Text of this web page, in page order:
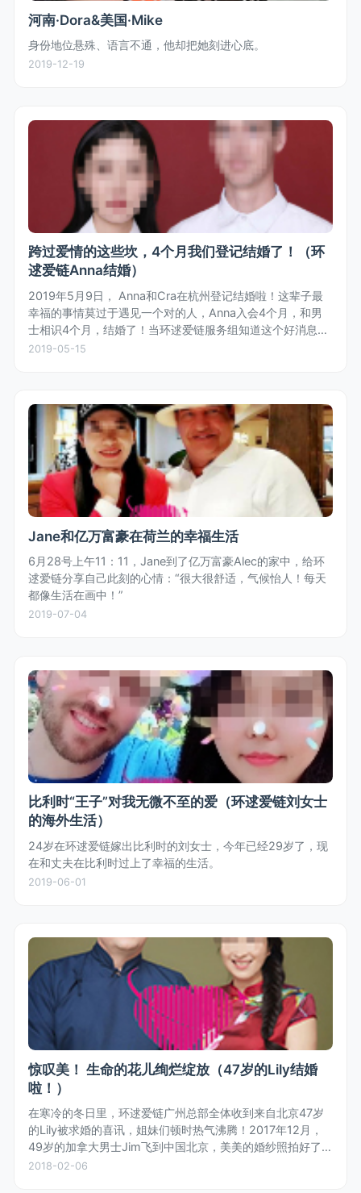
河南·Dora&美国·Mike
身份地位悬殊、语言不通，他却把她刻进心底。
2019-12-19
跨过爱情的这些坎，4个月我们登记结婚了！（环
逑爱链Anna结婚）
2019年5月9日， Anna和Cra在杭州登记结婚啦！这辈子最
幸福的事情莫过于遇见一个对的人，Anna入会4个月，和男
士相识4个月，结婚了！当环逑爱链服务组知道这个好消息
时，齐体为女士欢呼，也为女士收获真爱和幸福感到开心。
2019-05-15
Jane和亿万富豪在荷兰的幸福生活
6月28号上午11：11，Jane到了亿万富豪Alec的家中，给环
逑爱链分享自己此刻的心情：“很大很舒适，气候怡人！每天
都像生活在画中！”
2019-07-04
比利时“王子”对我无微不至的爱（环逑爱链刘女士
的海外生活）
24岁在环逑爱链嫁出比利时的刘女士，今年已经29岁了，现
在和丈夫在比利时过上了幸福的生活。
2019-06-01
惊叹美！ 生命的花儿绚烂绽放（47岁的Lily结婚
啦！）
在寒冷的冬日里，环逑爱链广州总部全体收到来自北京47岁
的Lily被求婚的喜讯，姐妹们顿时热气沸腾！2017年12月，
49岁的加拿大男士Jim飞到中国北京，美美的婚纱照拍好了，
浓浓的中国风情是Jim特别喜欢的！Jim与Lily二人在亲戚朋友
2018-02-06